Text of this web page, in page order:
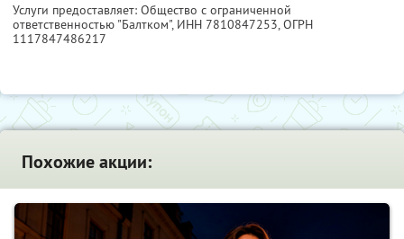
Услуги предоставляет: Общество с ограниченной
ответственностью "Балтком", ИНН 7810847253, ОГРН
1117847486217
Похожие акции: